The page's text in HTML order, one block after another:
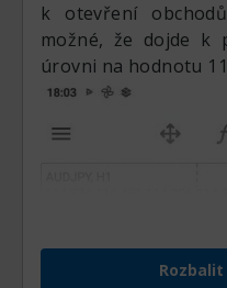
k otevření
možné, že dojde k
úrovni na hodnotu